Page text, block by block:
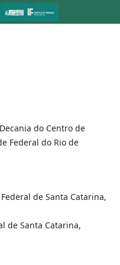
do Centro de
Federal do Rio de
de Santa Catarina,
de Santa Catarina,